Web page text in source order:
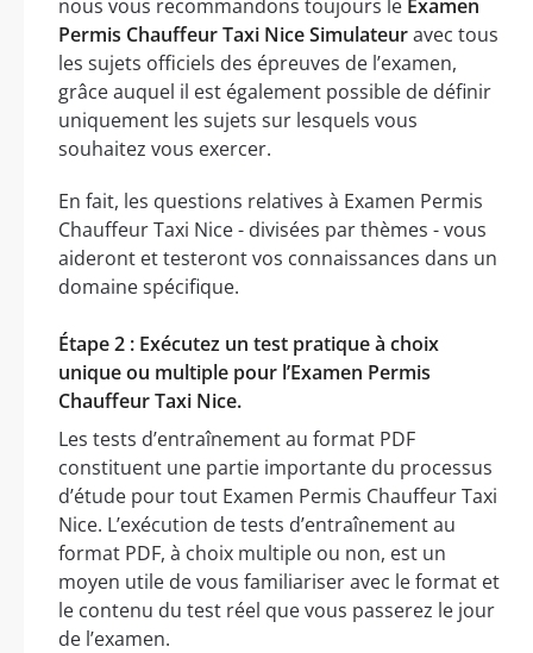
nous vous recommandons toujours le Examen
Permis Chauffeur Taxi Nice Simulateuravec tous
les sujets officiels des épreuves de l’examen,
grâce auquel il est également possible de définir
uniquement les sujets sur lesquels vous
souhaitez vous exercer.
En fait, les questions relatives à Examen Permis
Chauffeur Taxi Nice - divisées par thèmes - vous
aideront et testeront vos connaissances dans un
domaine spécifique.
Étape 2 : Exécutez un test pratique à choix
unique ou multiple pour l’Examen Permis
Chauffeur Taxi Nice.
Les tests d’entraînement au format PDF
constituent une partie importante du processus
d’étude pour tout Examen Permis Chauffeur Taxi
Nice. L’exécution de tests d’entraînement au
format PDF, à choix multiple ou non, est un
moyen utile de vous familiariser avec le format et
le contenu du test réel que vous passerez le jour
de l’examen.